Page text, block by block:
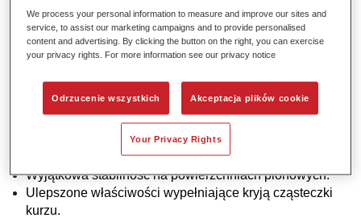
Product Features
Stosując go w ramach systemu Standox Xtreme nie ma
Proste proporcje mieszania 2:1 ze wszystkimi
utwardzaczami z serii Xtreme.
Elastyczna aplikacja na 1,5 lub 2 warstwy daje więcej
opcji dopasowania kolorów stosowanych przez
producentów samochodów.
Wyjątkowa stabilność na powierzchniach pionowych.
Ulepszone właściwości wypełniające kryją cząsteczki
kurzu.
We process your personal information to measure and improve our sites and
service, to assist our marketing campaigns and to provide personalised
content and advertising. By clicking the button on the right, you can exercise
your privacy rights. For more information see our privacy notice
Odrzucenie wszystkich Akceptacja plików cookie
Your Privacy Rights